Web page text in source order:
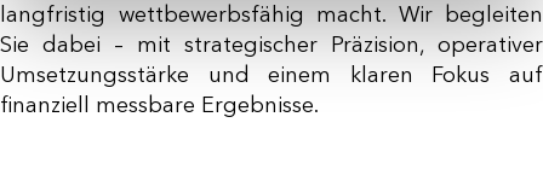
langfristig wettbewerbsfähig macht. Wir begleiten
Sie dabei – mit strategischer Präzision, operativer
Umsetzungsstärke und einem klaren Fokus auf
finanziell messbare Ergebnisse.